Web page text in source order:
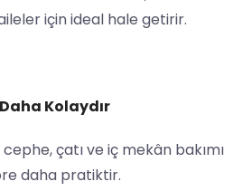
için ideal hale getirir.
Kolaydır
çatı ve iç mekân bakımı
daha pratiktir.